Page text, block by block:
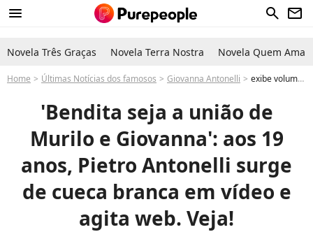
menu search newsletter
Novela Três Graças Novela Terra Nostra Novela Quem Ama
Home Últimas Notícias dos famosos Giovanna Antonelli exibe volume em vídeo de cueca branca e incendeia a internet: Filho de Giovanna Antonelli e Murilo Benício
'Bendita seja a união de
Murilo e Giovanna': aos 19
anos, Pietro Antonelli surge
de cueca branca em vídeo e
agita web. Veja!